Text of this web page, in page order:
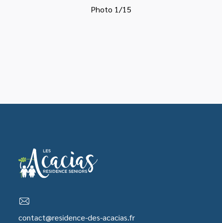
Photo 1/15
contact@residence-des-acacias.fr